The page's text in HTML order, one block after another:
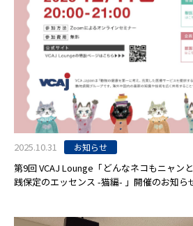
2025.10.31 お知らせ
第9回 VCAJ Lounge「どんなネコもニャン
践保定のエッセンス -猫編- 」開催のお知ら